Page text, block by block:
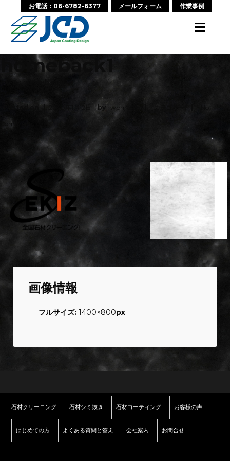
お電話：06-6782-6377 メールフォーム 作業事例
≡
homeback1
Posted on by wpmaster
Comments
画像情報
フルサイズ: 1400×800px
石材クリーニング 石材シミ抜き 石材コーティング お客様の声
はじめての方 よくある質問と答え 会社案内 お問合せ